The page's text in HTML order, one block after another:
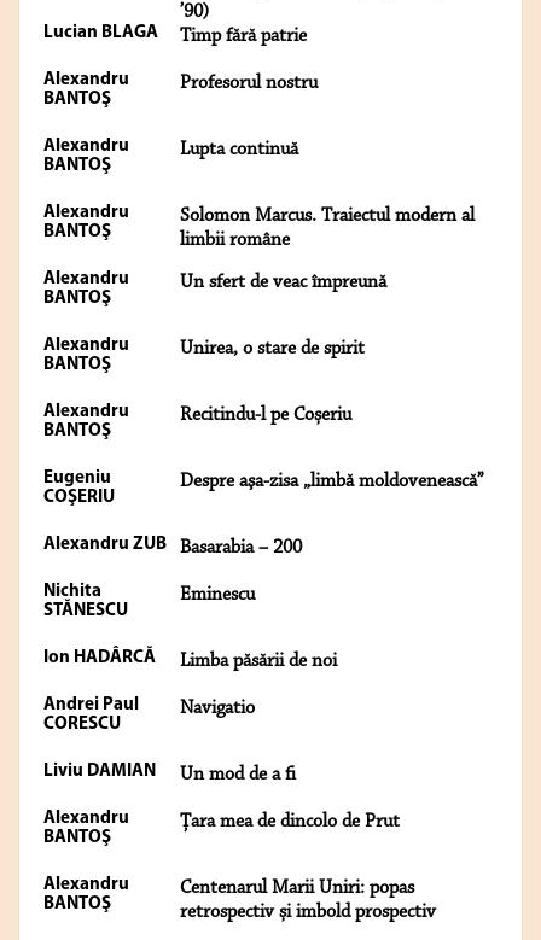
’90)
Lucian BLAGA Timp fără patrie
Alexandru
BANTOŞ
Profesorul nostru
Alexandru
BANTOŞ
Lupta continuă
Alexandru
BANTOŞ
Solomon Marcus. Traiectul modern al
limbii române
Alexandru
BANTOŞ
Un sfert de veac împreună
Alexandru
BANTOŞ
Unirea, o stare de spirit
Alexandru
BANTOŞ
Recitindu-l pe Coșeriu
Eugeniu
COŞERIU
Despre aşa-zisa „limbă moldovenească”
Alexandru ZUB Basarabia – 200
Nichita
STĂNESCU
Eminescu
Ion HADÂRCĂ Limba păsării de noi
Andrei Paul
CORESCU
Navigatio
Liviu DAMIAN Un mod de a fi
Alexandru
BANTOŞ
Țara mea de dincolo de Prut
Alexandru
BANTOŞ
Centenarul Marii Uniri: popas
retrospectiv și imbold prospectiv